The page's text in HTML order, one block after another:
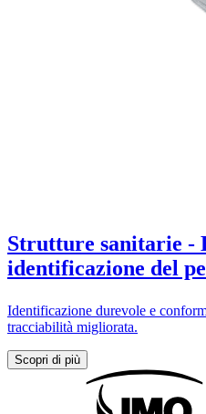
Strutture sanitarie -
identificazione del
Identificazione durevole e
tracciabilità migliorata.
Scopri di più